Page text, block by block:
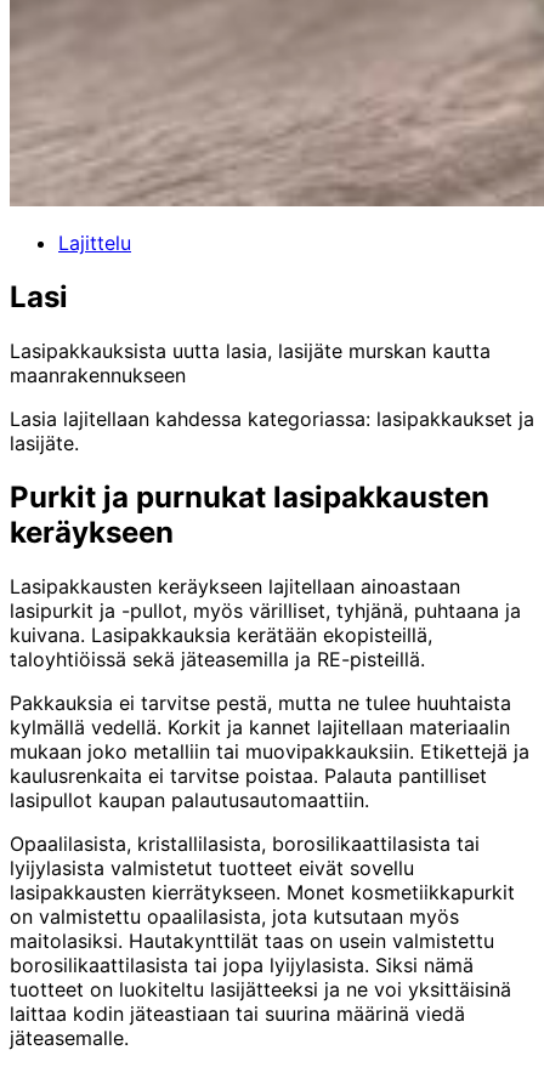
Lajittelu
Lasi
Lasipakkauksista uutta lasia, lasijäte murskan kautta
maanrakennukseen
Lasia lajitellaan kahdessa kategoriassa: lasipakkaukset ja
lasijäte.
Purkit ja purnukat lasipakkausten
keräykseen
Lasipakkausten keräykseen lajitellaan ainoastaan
lasipurkit ja -pullot, myös värilliset, tyhjänä, puhtaana ja
kuivana. Lasipakkauksia kerätään ekopisteillä,
taloyhtiöissä sekä jäteasemilla ja RE-pisteillä.
Pakkauksia ei tarvitse pestä, mutta ne tulee huuhtaista
kylmällä vedellä. Korkit ja kannet lajitellaan materiaalin
mukaan joko metalliin tai muovipakkauksiin. Etikettejä ja
kaulusrenkaita ei tarvitse poistaa. Palauta pantilliset
lasipullot kaupan palautusautomaattiin.
Opaalilasista, kristallilasista, borosilikaattilasista tai
lyijylasista valmistetut tuotteet eivät sovellu
lasipakkausten kierrätykseen. Monet kosmetiikkapurkit
on valmistettu opaalilasista, jota kutsutaan myös
maitolasiksi. Hautakynttilät taas on usein valmistettu
borosilikaattilasista tai jopa lyijylasista. Siksi nämä
tuotteet on luokiteltu lasijätteeksi ja ne voi yksittäisinä
laittaa kodin jäteastiaan tai suurina määrinä viedä
jäteasemalle.